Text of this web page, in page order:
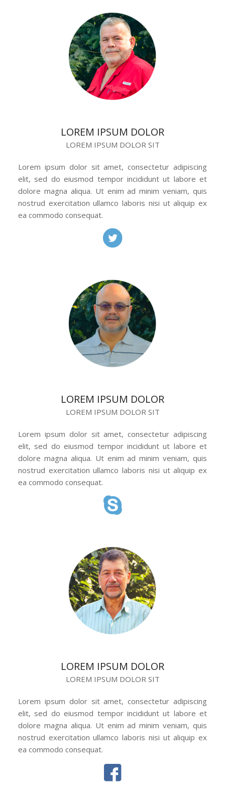
LOREM IPSUM DOLOR
LOREM IPSUM DOLOR SIT
Lorem ipsum dolor sit amet, consectetur adipiscing
elit, sed do eiusmod tempor incididunt ut labore et
dolore magna aliqua. Ut enim ad minim veniam, quis
nostrud exercitation ullamco laboris nisi ut aliquip ex
ea commodo consequat.
LOREM IPSUM DOLOR
LOREM IPSUM DOLOR SIT
Lorem ipsum dolor sit amet, consectetur adipiscing
elit, sed do eiusmod tempor incididunt ut labore et
dolore magna aliqua. Ut enim ad minim veniam, quis
nostrud exercitation ullamco laboris nisi ut aliquip ex
ea commodo consequat.
LOREM IPSUM DOLOR
LOREM IPSUM DOLOR SIT
Lorem ipsum dolor sit amet, consectetur adipiscing
elit, sed do eiusmod tempor incididunt ut labore et
dolore magna aliqua. Ut enim ad minim veniam, quis
nostrud exercitation ullamco laboris nisi ut aliquip ex
ea commodo consequat.